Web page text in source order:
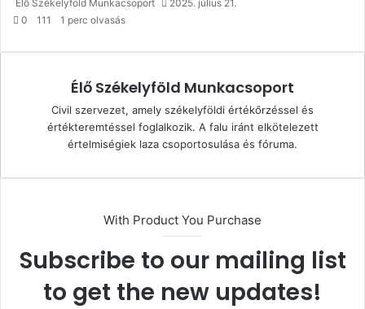
Élő Székelyföld Munkacsoport
2025. július 21.
0
111 1 perc olvasás
Élő Székelyföld Munkacsoport
Civil szervezet, amely székelyföldi értékőrzéssel és
értékteremtéssel foglalkozik. A falu iránt elkötelezett
értelmiségiek laza csoportosulása és fóruma.
With Product You Purchase
Subscribe to our mailing list
to get the new updates!